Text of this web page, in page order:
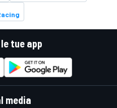
tue app
media